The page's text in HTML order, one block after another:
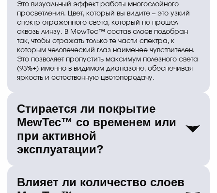
Это визуальный эффект работы многослойного
просветления. Цвет, который вы видите – это узкий
спектр отраженного света, который не прошел
сквозь линзу. В MewTec™ состав слоев подобран
так, чтобы отражать только те части спектра, к
которым человеческий глаз наименее чувствителен.
Это позволяет пропустить максимум полезного света
(93%+) именно в видимом диапазоне, обеспечивая
яркость и естественную цветопередачу.
Стирается ли покрытие
MewTec™ со временем или
при активной
эксплуатации?
что создает молекулярную связь со стеклом. Оно не
Влияет ли количество слоев